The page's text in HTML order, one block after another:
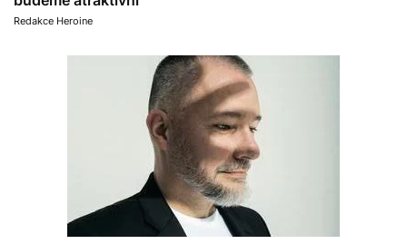
Redakce Heroine